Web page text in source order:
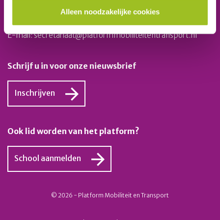
Alleen noodzakelijke cookies
Platform Mobiliteit en Transport
Telefoon: 06-23 58 89 49
E-mail:secretariaat@platformmobiliteitentransport.nl
Schrijf u in voor onze nieuwsbrief
Inschrijven
Ook lid worden van het platform?
School aanmelden
© 2026 - Platform Mobiliteit en Transport